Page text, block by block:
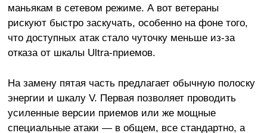
маньякам в сетевом режиме. А вот ветераны
рискуют быстро заскучать, особенно на фоне того,
что доступных атак стало чуточку меньше из-за
отказа от шкалы Ultra-приемов.
На замену пятая часть предлагает обычную полоску
энергии и шкалу V. Первая позволяет проводить
усиленные версии приемов или же мощные
специальные атаки — в общем, все стандартно, а